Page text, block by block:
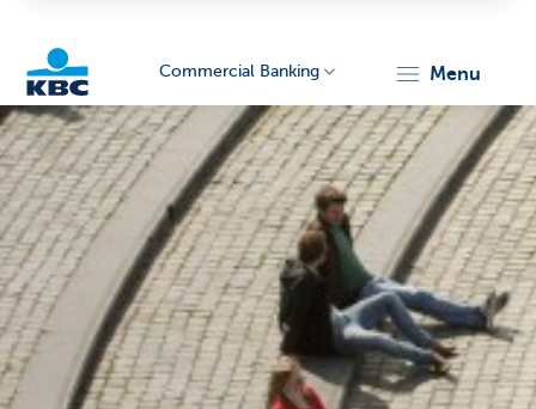
KBC
Corporate
Commercial Banking menu